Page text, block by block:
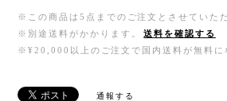
※この商品は5点までのご注文とさせていた
※別途送料がかかります。
送料を確認する
※¥20,000以上のご注文で国内送料が無料に
通報する